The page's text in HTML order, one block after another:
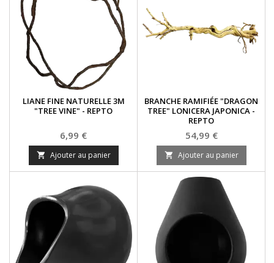
LIANE FINE NATURELLE 3M
"TREE VINE" - REPTO
Prix
6,99 €
 Ajouter au panier
BRANCHE RAMIFIÉE "DRAGON
TREE" LONICERA JAPONICA -
REPTO
Prix
54,99 €
 Ajouter au panier